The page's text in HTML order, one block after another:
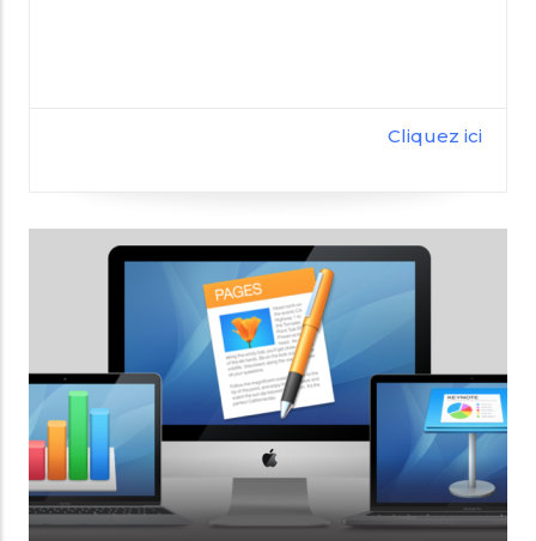
Cliquez ici